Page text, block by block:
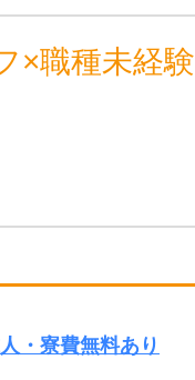
×職種未経験
・寮費無料あり